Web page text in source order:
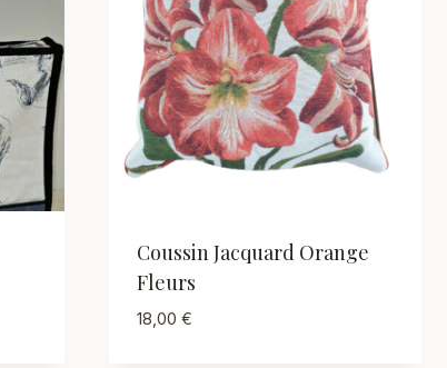
Coussin Jacquard Orange
Fleurs
18,00 €